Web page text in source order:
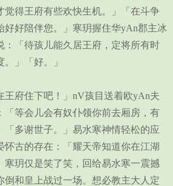
觉得王府有些欢快生机。」「在斗争
好好陪伴您。」寒玥握住华yAn郡主冰
：「待孩儿能久居王府，定将所有时
」「好。」
府住下吧！」nV孩目送着欧yAn夫
「等会儿会有奴仆领你前去厢房，有
「多谢世子。」易水寒神情轻松的应
怀古的存在：「耀天帝知道你在江湖
寒玥仅是笑了笑，回给易水寒一震撼
倒和皇上战过一场。想必教主大人定